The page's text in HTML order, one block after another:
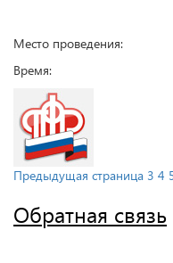
Место проведения:
Время:
Предыдущая страница 3 4
Обратная связь